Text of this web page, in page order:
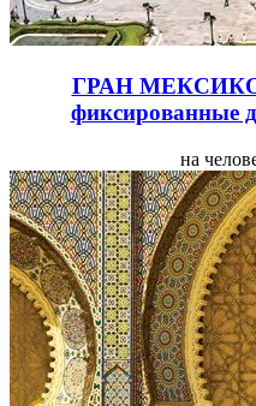
ГРАН МЕКСИКО
фиксированные
на